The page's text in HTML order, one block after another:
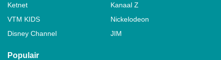
Ketnet
Kanaal Z
VTM KIDS
Nickelodeon
Disney Channel
JIM
Populair